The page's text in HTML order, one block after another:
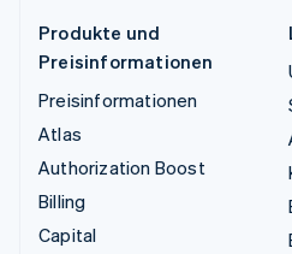
Produkte und
Preisinformationen
Preisinformationen
Atlas
Authorization Boost
Billing
Capital